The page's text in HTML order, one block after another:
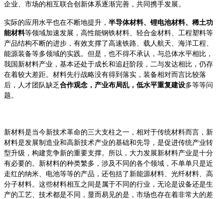
企业、市场的相互联合创新体系逐渐完善，共同携手发展。
实际的应用水平也在不断地提升， 半导体材料、锂电池材料、稀土功
能材料等领域加速发展，高性能钢铁材料、轻合金材料、工程塑料等
产品结构不断的进步，有效支撑了高速铁路、载人航天、海洋工程、
能源装备等多领域的实践。但是，也不得不承认，与总体水平相比，
我国新材料产业，基本还处于成长和追赶阶段，二与发达相比，仍存
在着较大差距。材料先行战略没有得到落实，装备相对而言比较落
后，人才团队缺乏合作观念，产业布局乱，低水平重复建设多等等问
题。
新材料是当今新技术革命的三大支柱之一，相对于传统材料而言，新
材料是发展制造业和高新技术产业的基础和先导，是促进传统产业转
型升级，构建竞争新的重要支撑。所以，大力发展新材料产业是十分
有必要的。新材料的种类繁多，涉及不同的各个领域，不单单只是近
走红的纳米、电池等等的产品，还包括了新能源材料、光纤材料、高
分子材料。这些材料相互之间是属于不同的行业，无论是设备还是生
产的工艺、技术都是不同，显而易见的是，市场也存在着非常大的差